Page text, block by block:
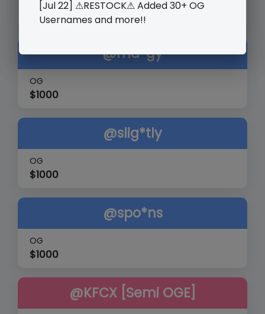
1000
@ma*gy
OG
$1000
@slig*tly
OG
$1000
@spo*ns
OG
$1000
@KFCX [Semi OGE]
[Jul 22] ⚠RESTOCK⚠ Added 30+ OG
Usernames and more!!